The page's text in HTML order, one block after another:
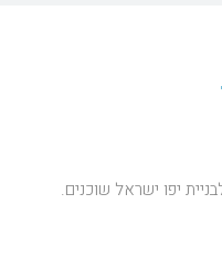
יפו ישראל שוכנים.